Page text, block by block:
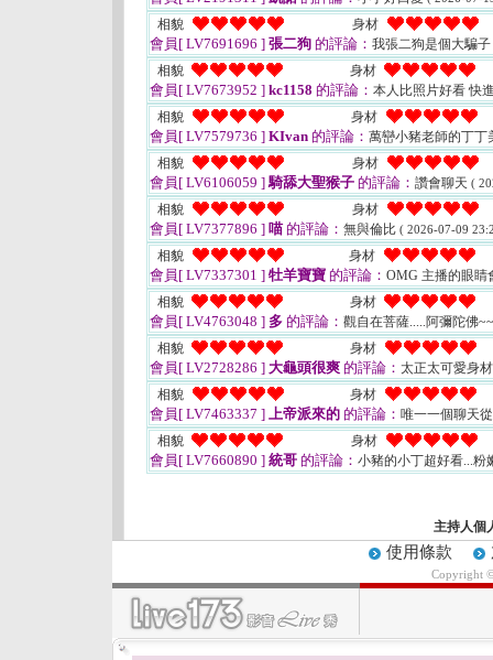
相貌 身材
會員[ LV7691696 ] 張二狗 的評論： 我張二狗是個大騙子
相貌
身材
會員[ LV7673952 ] kc1158 的評論： 本人比照片好看 快
相貌
身材
會員[ LV7579736 ] KIvan 的評論： 萬巒小豬老師的丁
相貌
身材
會員[ LV6106059 ]騎舔大聖猴子 的評論： 讚會聊天 (
相貌 身材
會員[ LV7377896 ] 喵的評論： 無與倫比 ( 2026-07-09
相貌 身材
會員[ LV7337301 ] 牡羊寶寶 的評論： OMG 主播的眼睛
相貌
身材
會員[ LV4763048 ] 多 的評論： 觀自在菩薩.....阿彌陀佛
相貌
身材
會員[ LV2728286 ] 大龜頭很爽 的評論： 太正太可愛身
相貌
身材
會員[ LV7463337 ] 上帝派來的 的評論： 唯一一個聊天
相貌
身材
會員[ LV7660890 ] 統哥 的評論： 小豬的小丁超好看...
主持人個
使用條款
Copyright